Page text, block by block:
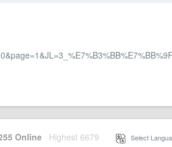
Online Highest 6679 Select